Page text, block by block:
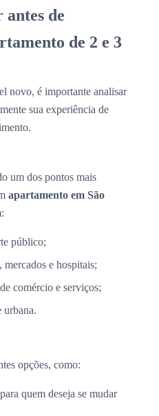
antes de
de 2 e 3
novo, é importante analisar
sua experiência de
um dos pontos mais
apartamento em São
público;
e hospitais;
comércio e serviços;
urbana.
opções, como:
quem deseja se mudar